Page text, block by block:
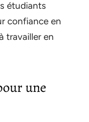
étudiants
confiance en
travailler en
une